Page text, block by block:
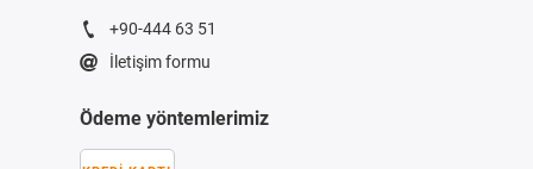
+90-444 63 51
İletişim formu
Ödeme yöntemlerimiz